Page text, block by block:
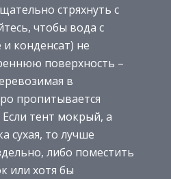
стряхнуть с
чтобы вода с
конденсат) не
поверхность –
в
пропитывается
тент мокрый, а
сухая, то лучше
либо поместить
или хотя бы